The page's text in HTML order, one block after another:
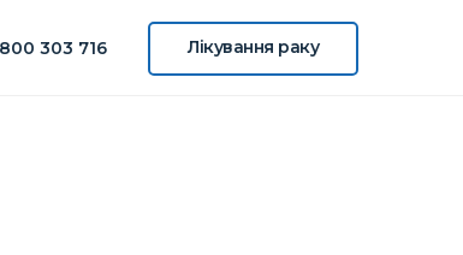
303 716 Лікування раку